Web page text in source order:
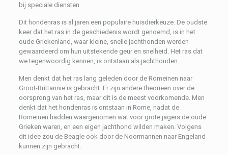
bij speciale diensten.
Dit hondenras is al jaren een populaire huisdierkeuze. De oudste
keer dat het ras in de geschiedenis wordt genoemd, is in het
oude Griekenland, waar kleine, snelle jachthonden werden
gewaardeerd om hun uitstekende geur en snelheid. Het ras dat
we tegenwoordig kennen, is ontstaan ​​als jachthonden.
Men denkt dat het ras lang geleden door de Romeinen naar
Groot-Brittannië is gebracht. Er zijn andere theorieën over de
oorsprong van het ras, maar dit is de meest voorkomende. Men
denkt dat het hondenras is ontstaan ​​​​in Rome, nadat de
Romeinen hadden waargenomen wat voor grote jagers de oude
Grieken waren, en een eigen jachthond wilden maken. Volgens
dit idee zou de Beagle ook door de Noormannen naar Engeland
kunnen zijn gebracht.